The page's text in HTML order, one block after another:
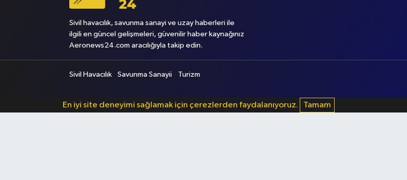
Sivil havacılık, savunma sanayi ve uzay haberleri ile
ilgili en güncel gelişmeleri, güvenilir haber kaynağınız
Aeronews24.com aracılığıyla takip edin.
Sivil Havacılık Savunma Sanayii Turizm
En iyi site deneyimi sağlamak için çerezlerden faydalanıyoruz. Tamam